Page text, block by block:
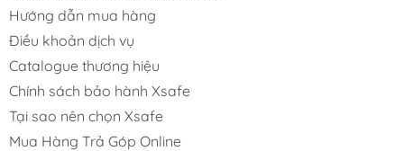
Hướng dẫn mua hàng
Điều khoản dịch vụ
Catalogue thương hiệu
Chính sách bảo hành Xsafe
Tại sao nên chọn Xsafe
Mua Hàng Trả Góp Online